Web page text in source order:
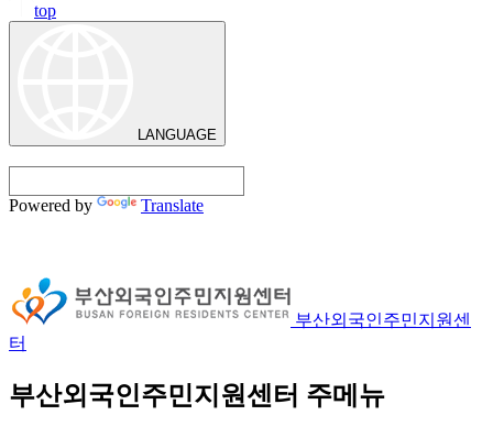
top
LANGUAGE
Powered by Translate
부산외국인주민지원센
터
부산외국인주민지원센터 주메뉴